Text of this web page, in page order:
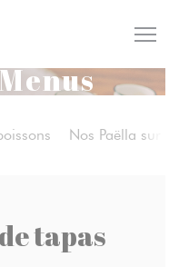
de cookies
Nos Paëlla sur
tapas